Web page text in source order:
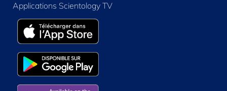
Applications Scientology TV